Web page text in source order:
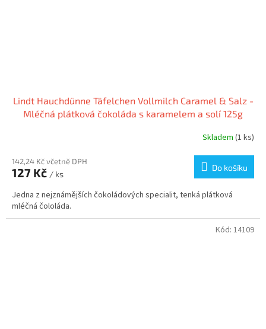
Lindt Hauchdünne Täfelchen Vollmilch Caramel & Salz -
Mléčná plátková čokoláda s karamelem a solí 125g
Skladem (1 ks)
142,24 Kč včetně DPH
127 Kč / ks
Do košíku
Jedna z nejznámějších čokoládových specialit, tenká plátková
mléčná čololáda.
Kód: 14109